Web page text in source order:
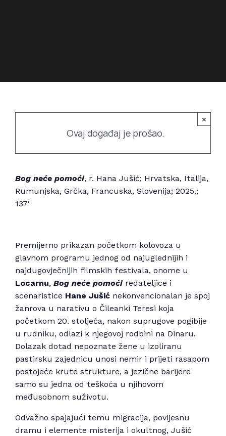
×
Ovaj događaj je prošao.
Bog neće pomoći, r. Hana Jušić; Hrvatska, Italija,
Rumunjska, Grčka, Francuska, Slovenija; 2025.;
137′
Premijerno prikazan početkom kolovoza u
glavnom programu jednog od najuglednijih i
najdugovječnijih filmskih festivala, onome u
Locarnu, Bog neće pomoći redateljice i
scenaristice Hane Jušić nekonvencionalan je spoj
žanrova u narativu o Čileanki Teresi koja
početkom 20. stoljeća, nakon suprugove pogibije
u rudniku, odlazi k njegovoj rodbini na Dinaru.
Dolazak dotad nepoznate žene u izoliranu
pastirsku zajednicu unosi nemir i prijeti rasapom
postojeće krute strukture, a jezične barijere
samo su jedna od teškoća u njihovom
međusobnom suživotu.
Odvažno spajajući temu migracija, povijesnu
dramu i elemente misterija i okultnog, Jušić